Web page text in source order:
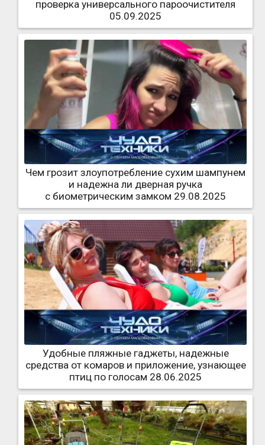
проверка универсального пароочистителя
05.09.2025
Чем грозит злоупотребление сухим шампунем
и надежна ли дверная ручка
с биометрическим замком 29.08.2025
Удобные пляжные гаджеты, надежные
средства от комаров и приложение, узнающее
птиц по голосам 28.06.2025